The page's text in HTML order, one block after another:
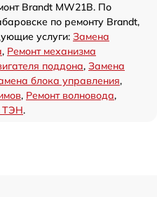
Brandt MW21B. По
по ремонту Brandt,
услуги: Замена
, Ремонт механизма
поддона, Замена
блока управления,
, Ремонт волновода,
ТЭН.